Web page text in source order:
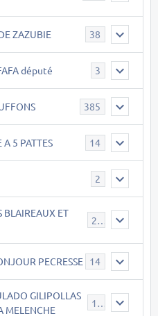
ZAZUBIE 38
député 3
385
5 PATTES 14
2
BLAIREAUX ET
21
PECRESSE 14
GILIPOLLAS
MELENCHE
119